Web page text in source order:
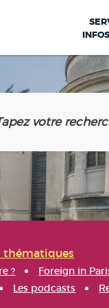
thématiques
? Foreign in
Les podcasts